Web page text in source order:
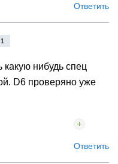
Ответить
нибудь спец
D6 проверяно уже
Ответить